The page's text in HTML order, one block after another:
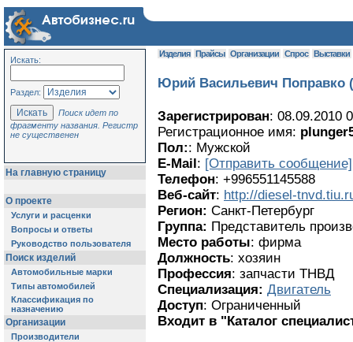
Искать:
Раздел:
Поиск идет по
фрагменту названия. Регистр
не существенен
На главную страницу
О проекте
Услуги и расценки
Вопросы и ответы
Руководство пользователя
Поиск изделий
Автомобильные марки
Типы автомобилей
Классификация по
назначению
Организации
Производители
Изделия Прайсы Организации Спрос Выставки
Юрий Васильевич Поправко
Зарегистрирован: 08.09.2010
Регистрационное имя:
Пол:: Мужской
E-Mail : [Отправить сообщение]
Телефон: +996551145588
Веб-сайт: http://diesel-
Регион: Санкт-Петербург
Группа: Представитель
Место работы: фирма
Должность: хозяин
Профессия: запчасти ТНВД
Специализация: Двигатель
Доступ: Ограниченный
Входит в "Каталог